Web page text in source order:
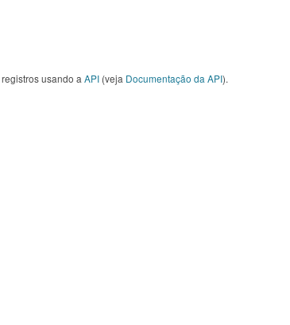
usando a API (veja Documentação da API).